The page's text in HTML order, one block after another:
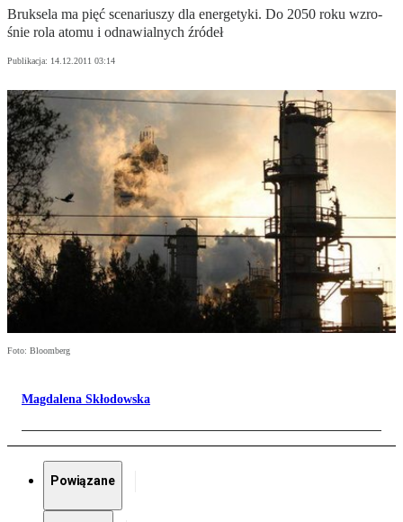
Bruk­se­la ma pięć sce­na­riu­szy dla ener­ge­ty­ki. Do 2050 ro­ku wzro­
śnie ro­la ato­mu i od­na­wial­nych źró­deł
Publikacja: 14.12.2011 03:14
Foto: Bloomberg
Magdalena Skłodowska
Powiązane